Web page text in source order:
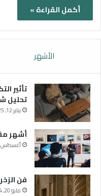
أكمل القراءة »
الأشهر
تأثير
تحليل
يناير 12, 2025
أشهر
أغسطس 22, 2024
فن
مايو 20, 2024